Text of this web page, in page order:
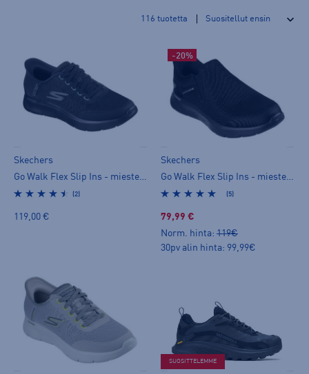
116 tuotetta
Skechers
Go Walk Flex Slip Ins - miesten kävelykengät
(2)
119,00 €
-20%
Skechers
Go Walk Flex Slip Ins - miesten kävelykengät
(5)
79,99 €
Norm. hinta: 119€
30pv alin hinta: 99,99€
SUOSITTELEMME